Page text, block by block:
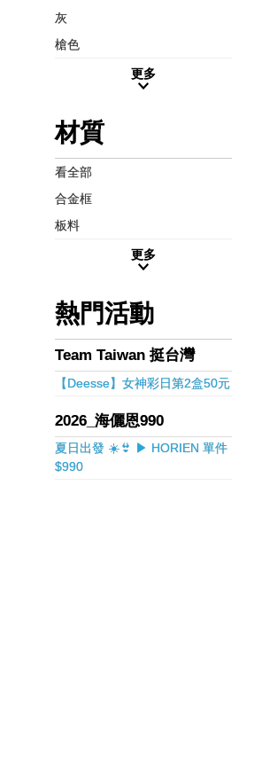
灰
槍色
更多
材質
看全部
合金框
板料
更多
熱門活動
Team Taiwan 挺台灣
【Deesse】女神彩日第2盒50元
2026_海儷恩990
夏日出發 ☀️👙 ▶ HORIEN 單件
$990